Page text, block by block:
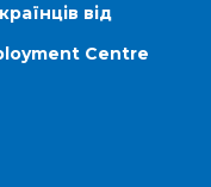
від
Centre